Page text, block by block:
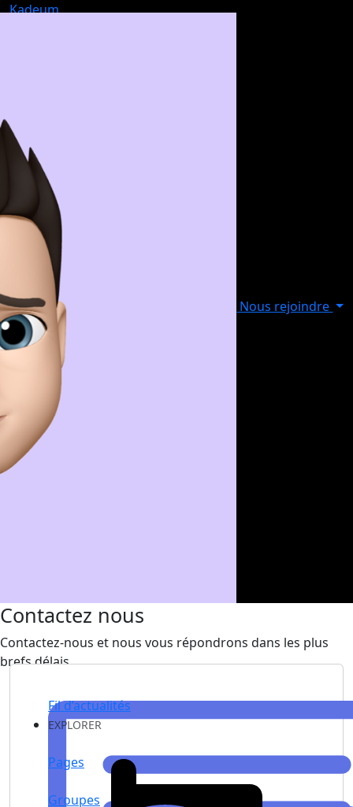
Kadeum
Nous rejoindre
Contactez nous
Contactez-nous et nous vous répondrons dans les plus
brefs délais
Fil d’actualités
EXPLORER
Pages
Groupes